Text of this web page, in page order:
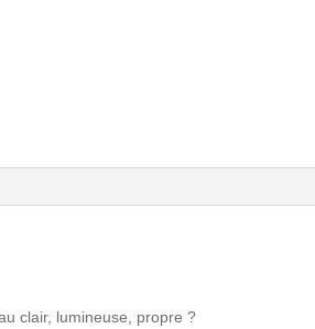
clair, lumineuse, propre ?